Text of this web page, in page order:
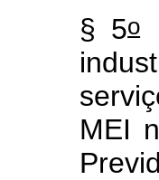
§ 5o
indust
serviç
MEI